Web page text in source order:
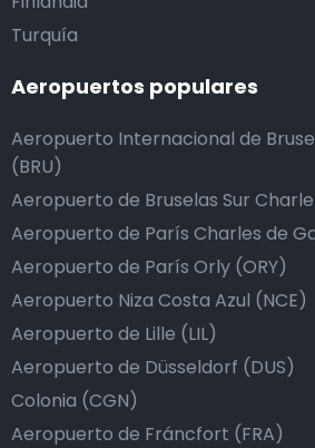
Turquía
Aeropuertos populares
Aeropuerto Internacional de
(BRU)
Aeropuerto de Bruselas Sur
Aeropuerto de París Charles de
Aeropuerto de París Orly (ORY)
Aeropuerto Niza Costa Azul (NCE)
Aeropuerto de Lille (LIL)
Aeropuerto de Düsseldorf (DUS)
Colonia (CGN)
Aeropuerto de Fráncfort (FRA)